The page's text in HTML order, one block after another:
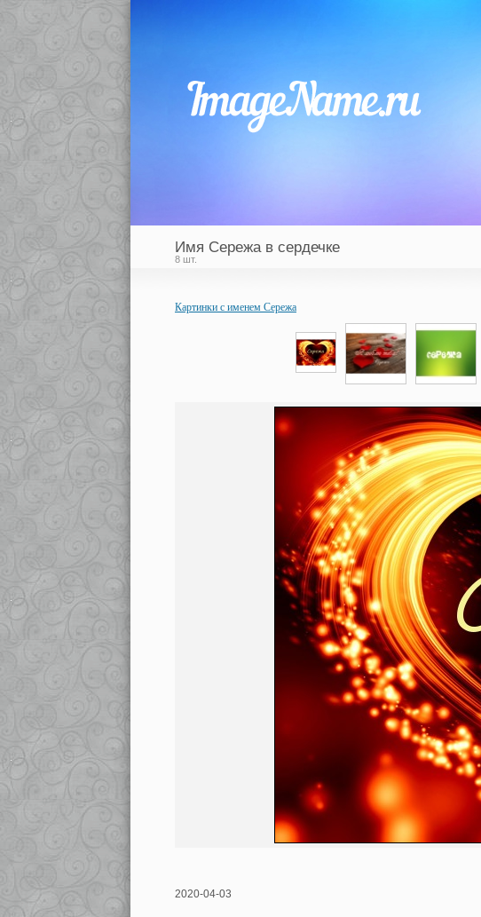
Имя Сережа в сердечке
8 шт.
Картинки с именем Сережа
2020-04-03